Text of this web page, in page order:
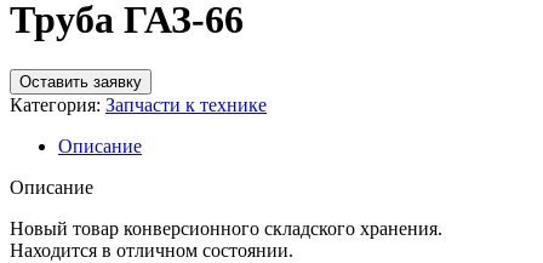
Труба ГАЗ-66
Оставить заявку
Категория: Запчасти к технике
Описание
Описание
Новый товар конверсионного складского хранения.
Находится в отличном состоянии.